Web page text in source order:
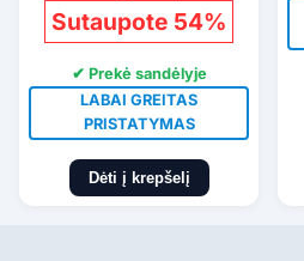
Sutaupote 54%
✔ Prekė sandėlyje
LABAI GREITAS
PRISTATYMAS
Dėti į krepšelį